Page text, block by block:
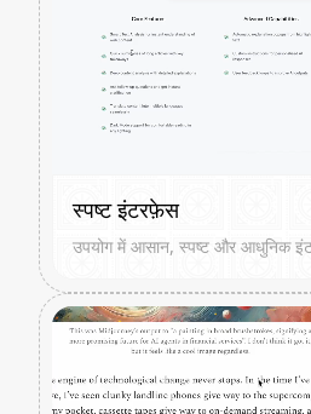
स्पष्ट इंटरफ़ेस
उपयोग में आसान, स्पष्ट और आधुनिक